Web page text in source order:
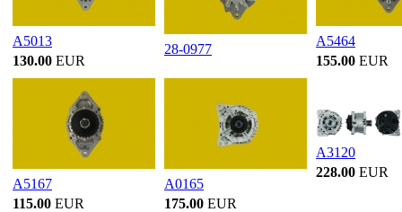
A5013
130.00 EUR
28-0977
A5464
155.00 EUR
A5167
115.00 EUR
A0165
175.00 EUR
A3120
228.00 EUR